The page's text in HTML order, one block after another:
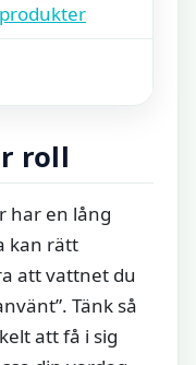
roll
har en lång
kan rätt
att vattnet du
Tänk så
att få i sig